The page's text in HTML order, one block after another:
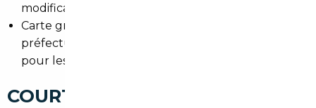
modifications nécessaires.
Carte grise : constituer un dossier complet pour la
préfecture ou le service en ligne, notamment
pour les véhicules importés.
COURTIER AUTOMOBILE